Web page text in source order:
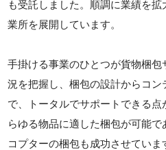
も受託しました。順調に業績を
業所を展開しています。
手掛ける事業のひとつが貨物梱
況を把握し、梱包の設計からコン
で、トータルでサポートできる
らゆる物品に適した梱包が可能で
コプターの梱包も成功させていま